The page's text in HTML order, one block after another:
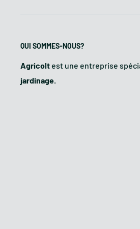
Capacité du réservoir :
Portée :
QUI SOMMES-NOUS?
Agricolt est une entreprise
jardinage.